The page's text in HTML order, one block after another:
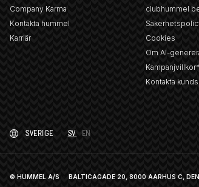
Company Karma
Kontakta hummel
Karriär
clubhummel
Cookies
Om AI-
Kampanjvillkor*
Kontakta
SVERIGE SV EN
© HUMMEL A/S · BALTICAGADE 20, 8000 AARHUS C,